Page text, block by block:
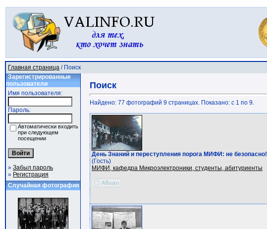
Главная страница / Поиск
Зарегистрированные
пользователи
Имя пользователя:
Пароль:
Автоматически входить
при следующем
посещении
» Забыл пароль
» Регистрация
Случайная фотография
Поиск
Найдено: 77 фотографий 9 страницах. Показано: с 1 по 9.
День Знаний и переступления порога МИФИ: не безопасно!
(Гость)
МИФИ, кафедра Микроэлектроники, студенты, абитуриенты